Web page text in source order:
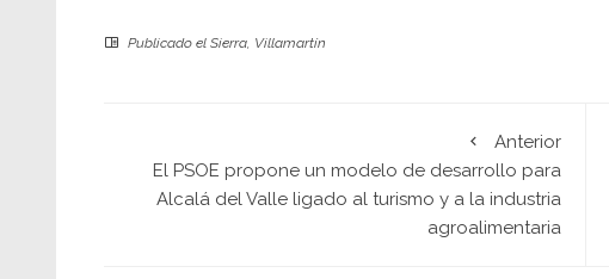
Publicado el Sierra, Villamartín
Anterior
El PSOE propone un modelo de desarrollo para
Alcalá del Valle ligado al turismo y a la industria
agroalimentaria